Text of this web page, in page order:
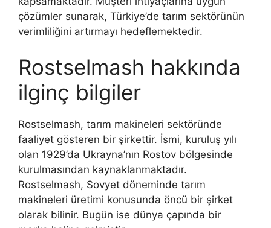
çözümler sunarak, Türkiye’de tarım sektörünün
verimliliğini artırmayı hedeflemektedir.
Rostselmash hakkında
ilginç bilgiler
Rostselmash, tarım makineleri sektöründe
faaliyet gösteren bir şirkettir. İsmi, kuruluş yılı
olan 1929’da Ukrayna’nın Rostov bölgesinde
kurulmasından kaynaklanmaktadır.
Rostselmash, Sovyet döneminde tarım
makineleri üretimi konusunda öncü bir şirket
olarak bilinir. Bugün ise dünya çapında bir